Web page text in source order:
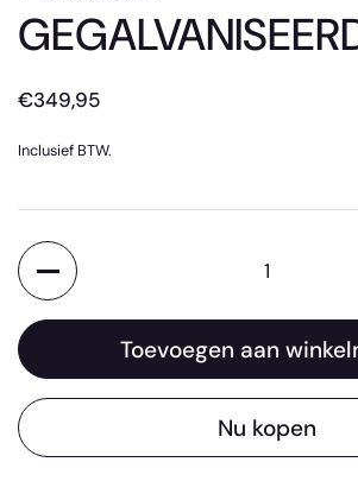
€349,95
Inclusief BTW.
Aantal
Toevoegen aan
Nu kopen